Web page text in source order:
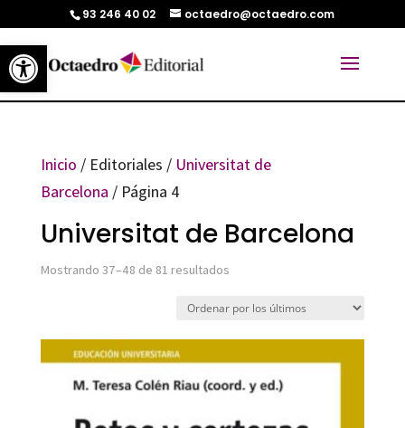
Abrir barra de herramientas
93 246 40 02 octaedro@octaedro.com
Inicio / Editoriales / Universitat de
Barcelona / Página 4
Universitat de Barcelona
Mostrando 37–48 de 81 resultadosOrdenado